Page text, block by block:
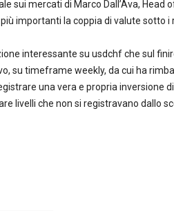
sui mercati di Marco Dall’Ava, Head
importanti la coppia di valute sotto i
interessante su usdchf che sul
su timeframe weekly, da cui ha
una vera e propria inversione
livelli che non si registravano dallo